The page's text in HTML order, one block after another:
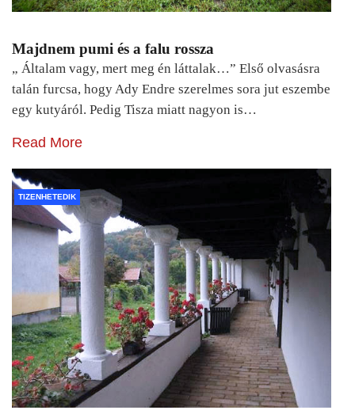
Majdnem pumi és a falu rossza
„ Általam vagy, mert meg én láttalak…” Első olvasásra
talán furcsa, hogy Ady Endre szerelmes sora jut eszembe
egy kutyáról. Pedig Tisza miatt nagyon is…
Read More
TIZENHETEDIK